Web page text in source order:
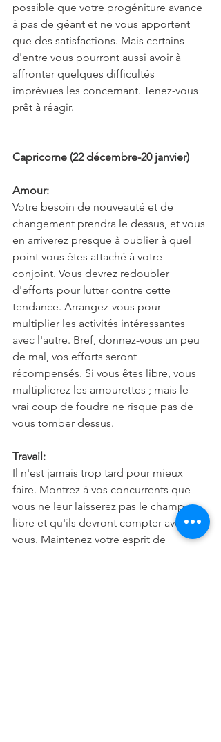
possible que votre progéniture avance
à pas de géant et ne vous apportent
que des satisfactions. Mais certains
d'entre vous pourront aussi avoir à
affronter quelques difficultés
imprévues les concernant. Tenez-vous
prêt à réagir.
Capricorne (22 décembre-20 janvier)
Amour:
Votre besoin de nouveauté et de
changement prendra le dessus, et vous
en arriverez presque à oublier à quel
point vous êtes attaché à votre
conjoint. Vous devrez redoubler
d'efforts pour lutter contre cette
tendance. Arrangez-vous pour
multiplier les activités intéressantes
avec l'autre. Bref, donnez-vous un peu
de mal, vos efforts seront
récompensés. Si vous êtes libre, vous
multiplierez les amourettes ; mais le
vrai coup de foudre ne risque pas de
vous tomber dessus.
Travail:
Il n'est jamais trop tard pour mieux
faire. Montrez à vos concurrents que
vous ne leur laisserez pas le champ
libre et qu'ils devront compter avec
vous. Maintenez votre esprit de